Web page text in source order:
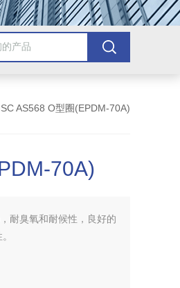
AS568 O型圈(EPDM-70A)
70A)
耐臭氧和耐候性，良好的